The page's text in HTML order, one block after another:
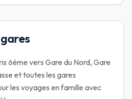
6ème vers Gare du Nord, Gare
et toutes les gares
les voyages en famille avec